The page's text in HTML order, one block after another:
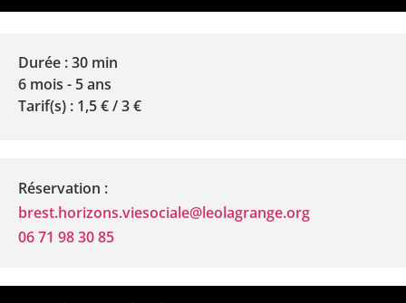
Durée : 30 min
6 mois - 5 ans
Tarif(s) : 1,5 € / 3 €
Réservation :
brest.horizons.viesociale@leolagrange.org
06 71 98 30 85